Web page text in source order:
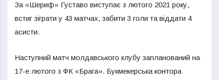
За «Шериф» Густаво виступає з лютого 2021 року,
встиг зіграти у 43 матчах, забити 3 голи та віддати 4
асисти.
Наступний матч молдавського клубу запланований на
17-е лютого з ФК «Брага». Букмекерська контора